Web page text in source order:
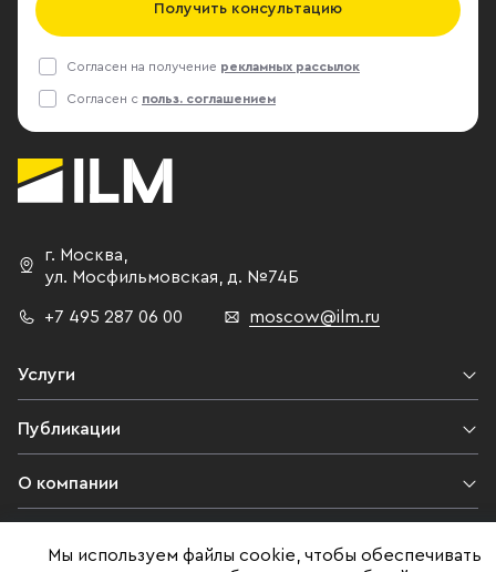
Получить консультацию
Согласен на получение рекламных рассылок
Согласен с польз. соглашением
г. Москва
ул. Мосфильмовская,
д. №74Б
+7 495 287 06 00 moscow@ilm.ru
Услуги
Публикации
О компании
Мы используем файлы cookie, чтобы обеспечивать